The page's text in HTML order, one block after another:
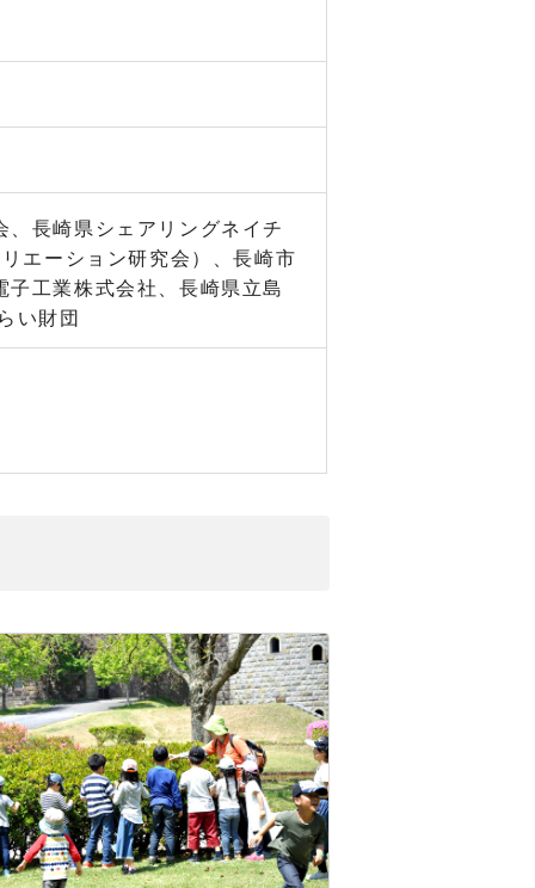
長崎県シェアリングネイチ
エーション研究会）、長崎市
工業株式会社、長崎県立島
い財団